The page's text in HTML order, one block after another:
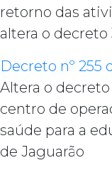
retorno das
altera o decreto
Decreto nº 255
Altera o
centro de
saúde para a
de Jaguarão